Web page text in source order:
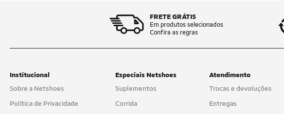
FRETE GRÁTIS
Em produtos selecionados
Confira as regras
Institucional
Sobre a Netshoes
Política de Privacidade
Especiais Netshoes
Suplementos
Corrida
Atendimento
Trocas e devoluções
Entregas